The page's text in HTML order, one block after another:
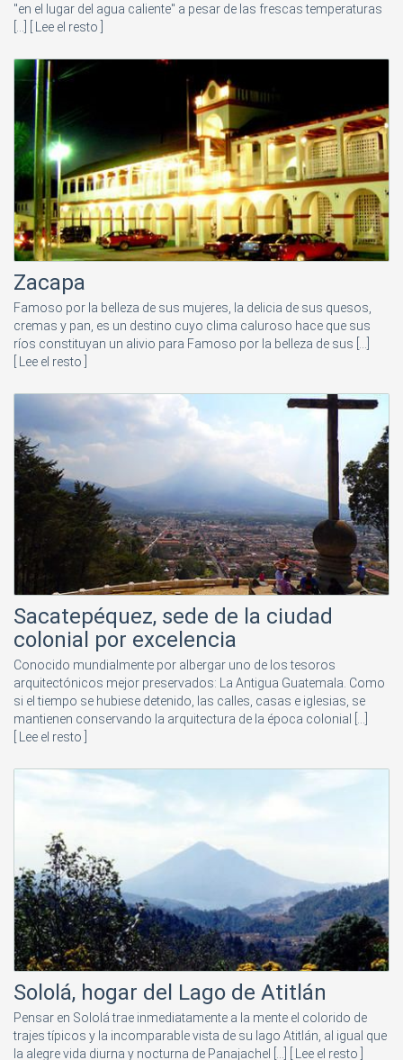
"en el lugar del agua caliente" a pesar de las frescas temperaturas
[ Lee el resto ]
Zacapa
Famoso por la belleza de sus mujeres, la delicia de sus quesos,
cremas y pan, es un destino cuyo clima caluroso hace que sus
ríos constituyan un alivio para Famoso por la belleza de sus [...]
[ Lee el resto ]
Sacatepéquez, sede de la ciudad
colonial por excelencia
Conocido mundialmente por albergar uno de los tesoros
arquitectónicos mejor preservados: La Antigua Guatemala. Como
si el tiempo se hubiese detenido, las calles, casas e iglesias, se
mantienen conservando la arquitectura de la época colonial [...]
[ Lee el resto ]
Sololá, hogar del Lago de Atitlán
Pensar en Sololá trae inmediatamente a la mente el colorido de
trajes típicos y la incomparable vista de su lago Atitlán, al igual que
la alegre vida diurna y nocturna de Panajachel [...]
[ Lee el resto ]